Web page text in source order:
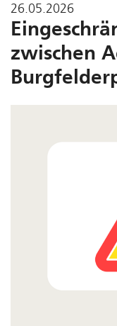
26.05.2026
zwischen